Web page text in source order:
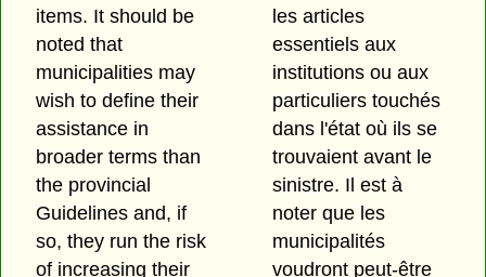
items. It should be
noted that
municipalities may
wish to define their
assistance in
broader terms than
the provincial
Guidelines and, if
so, they run the risk
of increasing their
les articles
essentiels aux
institutions ou aux
particuliers touchés
dans l'état où ils se
trouvaient avant le
sinistre. Il est à
noter que les
municipalités
voudront peut-être